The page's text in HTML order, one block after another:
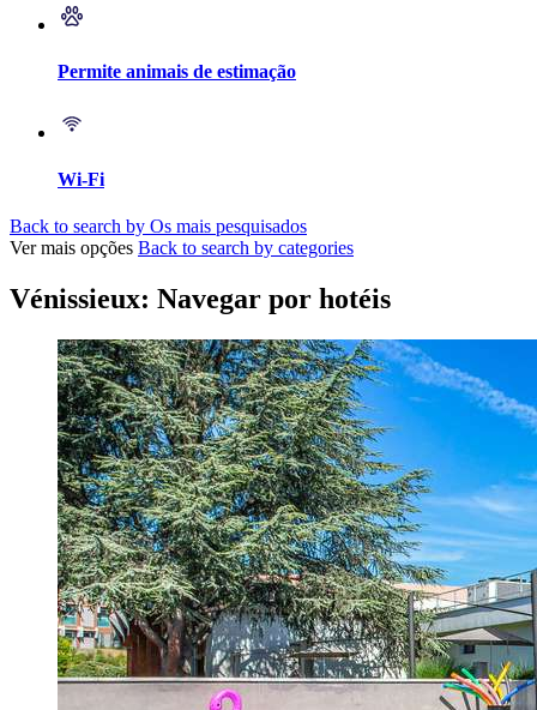
Permite animais de estimação
Wi-Fi
Back to search by Os mais pesquisados
Ver mais opções Back to search by categories
Vénissieux: Navegar por hotéis